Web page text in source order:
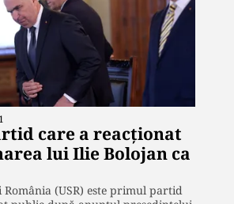
care a reacționat
lui Ilie Bolojan ca
România (USR) este primul partid